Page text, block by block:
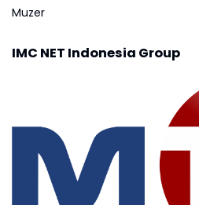
Muzer
IMC NET Indonesia Group